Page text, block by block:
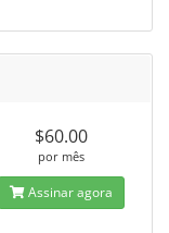
$60.00
por mês
Assinar agora